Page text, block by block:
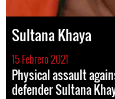
Sultana Khaya
15 Febrero 2021
Physical assault
defender Sultana